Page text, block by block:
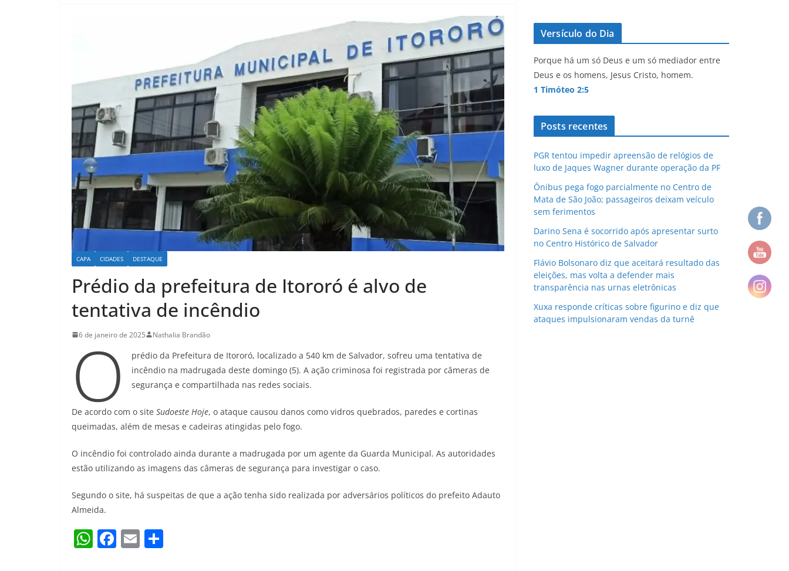
CAPA CIDADES DESTAQUE
Prédio da prefeitura de Itororó é alvo de
tentativa de incêndio
6 de janeiro de 2025 Nathalia Brandão
O
prédio da Prefeitura de Itororó, localizado a 540 km de Salvador, sofreu uma tentativa de
incêndio na madrugada deste domingo (5). A ação criminosa foi registrada por câmeras de
segurança e compartilhada nas redes sociais.
De acordo com o site Sudoeste Hoje, o ataque causou danos como vidros quebrados, paredes e cortinas
queimadas, além de mesas e cadeiras atingidas pelo fogo.
O incêndio foi controlado ainda durante a madrugada por um agente da Guarda Municipal. As autoridades
estão utilizando as imagens das câmeras de segurança para investigar o caso.
Segundo o site, há suspeitas de que a ação tenha sido realizada por adversários políticos do prefeito Adauto
Almeida.
W F E
Versículo do Dia
Porque há um só Deus e um só mediador entre
Deus e os homens, Jesus Cristo, homem.
1 Timóteo 2:5
Posts recentes
PGR tentou impedir apreensão de relógios de
luxo de Jaques Wagner durante operação da PF
Ônibus pega fogo parcialmente no Centro de
Mata de São João; passageiros deixam veículo
sem ferimentos
Darino Sena é socorrido após apresentar surto
no Centro Histórico de Salvador
Flávio Bolsonaro diz que aceitará resultado das
eleições, mas volta a defender mais
transparência nas urnas eletrônicas
Xuxa responde críticas sobre figurino e diz que
ataques impulsionaram vendas da turnê